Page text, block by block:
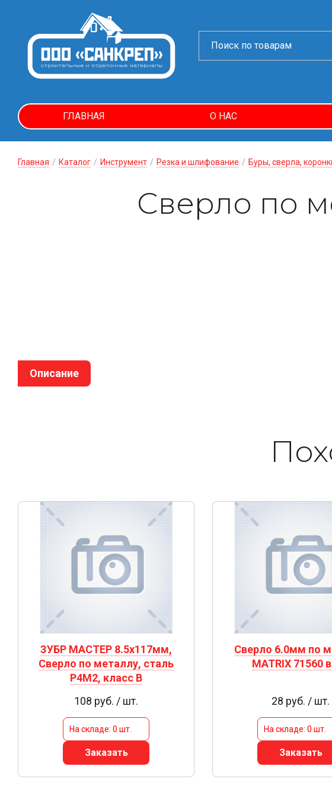
ГЛАВНАЯ О НАС
Главная / Каталог / Инструмент / Резка и шлифование / Буры, сверла,
Сверло по
Описание
ЗУБР МАСТЕР 8.5х117мм,
Сверло по металлу, сталь
Р4М2, класс В
108 руб. / шт.
На складе: 0 шт.
Заказать
Сверло 6.0мм по
MATRIX 71560
28 руб. / шт.
На складе: 0 шт.
Заказать